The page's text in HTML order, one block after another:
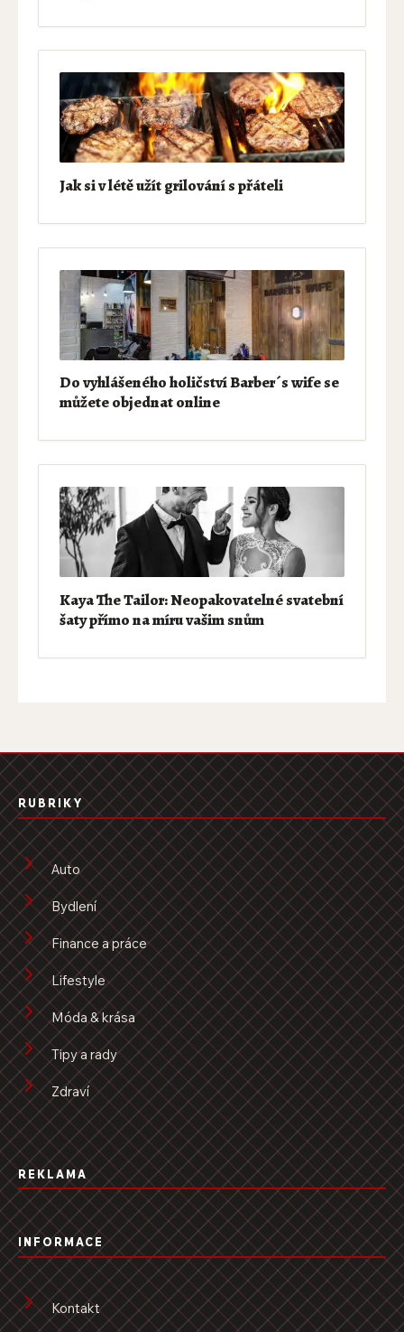
Jak si v létě užít grilování s přáteli
Do vyhlášeného holičství Barber´s wife se
můžete objednat online
Kaya The Tailor: Neopakovatelné svatební
šaty přímo na míru vašim snům
RUBRIKY
Auto
Bydlení
Finance a práce
Lifestyle
Móda & krása
Tipy a rady
Zdraví
REKLAMA
INFORMACE
Kontakt